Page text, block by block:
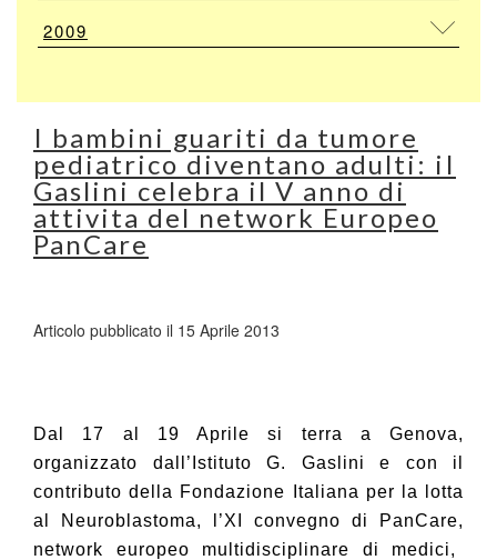
2009
I bambini guariti da tumore
pediatrico diventano adulti: iI
Gaslini celebra il V anno di
attivita del network Europeo
PanCare
Articolo pubblicato il 15 Aprile 2013
Dal 17 al 19 Aprile si terra a Genova,
organizzato dall’Istituto G. Gaslini e con il
contributo della Fondazione Italiana per la lotta
al Neuroblastoma, l’XI convegno di PanCare,
network europeo multidisciplinare di medici,